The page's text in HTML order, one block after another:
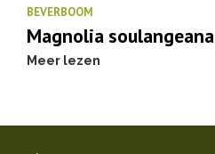
BEVERBOOM
Magnolia soulangeana
Meer lezen